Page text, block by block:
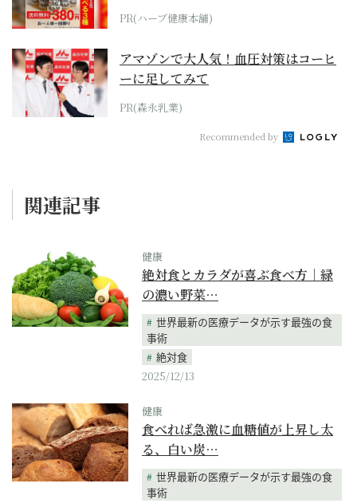
PR(ハーブ健康本舗)
アマゾンで大人気！血圧対策はコーヒ
ーに足してみて
PR(森永乳業)
Recommended by
関連記事
健康
絶対食とカラダが喜ぶ食べ方｜緑
の濃い野菜…
世界最新の医療データが示す最強の食
事術
絶対食
2025/12/13
健康
食べれば急激に血糖値が上昇し太
る、白い炭…
世界最新の医療データが示す最強の食
事術